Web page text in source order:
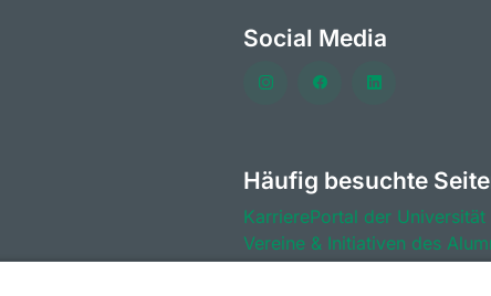
Social Media
Häufig besuchte
KarrierePortal der Universität
Vereine & Initiativen des
KarriereForum der